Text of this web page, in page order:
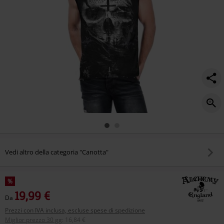
Vedi altro della categoria "Canotta"
%
Da 19,99 €
Prezzi con IVA inclusa, escluse spese di spedizione
Miglior prezzo 30 gg
16,84 €